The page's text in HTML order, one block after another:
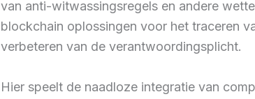
van anti-witwassingsregels en andere
blockchain oplossingen voor het traceren
verbeteren van de verantwoordingsplicht.
Hier speelt de naadloze integratie van